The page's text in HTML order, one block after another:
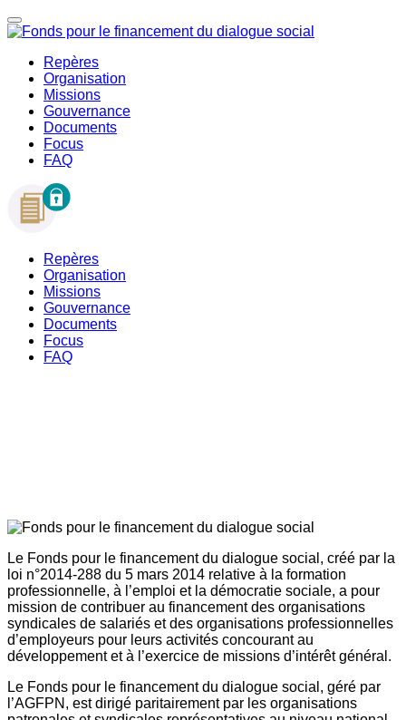
Repères
Organisation
Missions
Gouvernance
Documents
Focus
FAQ
Repères
Organisation
Missions
Gouvernance
Documents
Focus
FAQ
Le Fonds pour le financement du dialogue social, créé par la
loi n°2014-288 du 5 mars 2014 relative à la formation
professionnelle, à l’emploi et la démocratie sociale, a pour
mission de contribuer au financement des organisations
syndicales de salariés et des organisations professionnelles
d’employeurs pour leurs activités concourant au
développement et à l’exercice de missions d’intérêt général.
Le Fonds pour le financement du dialogue social, géré par
l’AGFPN, est dirigé paritairement par les organisations